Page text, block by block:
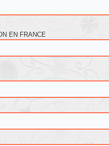
EN FRANCE